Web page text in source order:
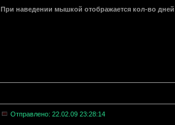
При наведении мышкой отображается кол-во
Отправлено: 22.02.09 23:28:14